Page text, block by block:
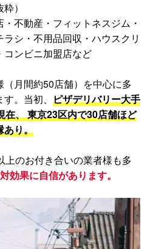
）
不動産・フィットネスジム・
シ・不用品回収・ハウスクリ
コンビニ加盟店など
月間約50店舗）を中心に多
。当初、 ピザデリバリー大手
在、 東京23区内で30店舗ほど
あり。
上のお付き合いの業者様も多
効果に自信があります。